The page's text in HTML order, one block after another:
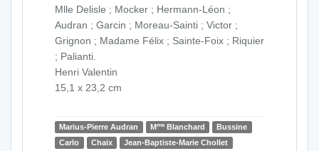
Mlle Delisle ; Mocker ; Hermann-Léon ;
Audran ; Garcin ; Moreau-Sainti ; Victor ;
Grignon ; Madame Félix ; Sainte-Foix ; Riquier
; Palianti.
Henri Valentin
15,1 x 23,2 cm
Marius-Pierre Audran MmeBlanchard
Bussine
Carlo
Chaix
Jean-Baptiste-Marie Chollet